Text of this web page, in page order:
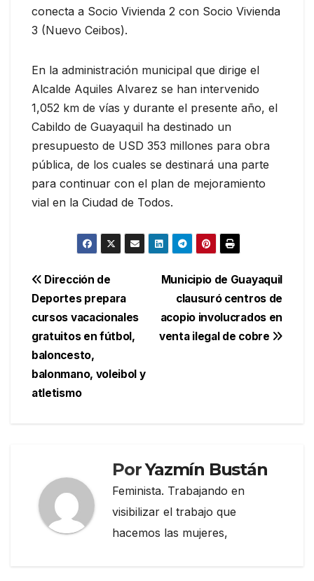
conecta a Socio Vivienda 2 con Socio Vivienda
3 (Nuevo Ceibos).
En la administración municipal que dirige el
Alcalde Aquiles Alvarez se han intervenido
1,052 km de vías y durante el presente año, el
Cabildo de Guayaquil ha destinado un
presupuesto de USD 353 millones para obra
pública, de los cuales se destinará una parte
para continuar con el plan de mejoramiento
vial en la Ciudad de Todos.
Navegación
de
entradas
Municipio de Guayaquil
clausuró centros de
acopio involucrados en
venta ilegal de cobre
Dirección de
Deportes prepara
cursos vacacionales
gratuitos en fútbol,
baloncesto,
balonmano, voleibol y
atletismo
PorYazmín Bustán
Feminista. Trabajando en
visibilizar el trabajo que
hacemos las mujeres,